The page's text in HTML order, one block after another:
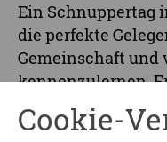
Ein Schnuppertag
die perfekte
Gemeinschaft
kennenzulernen.
Freude und
Tagesangeboten
Cookie-